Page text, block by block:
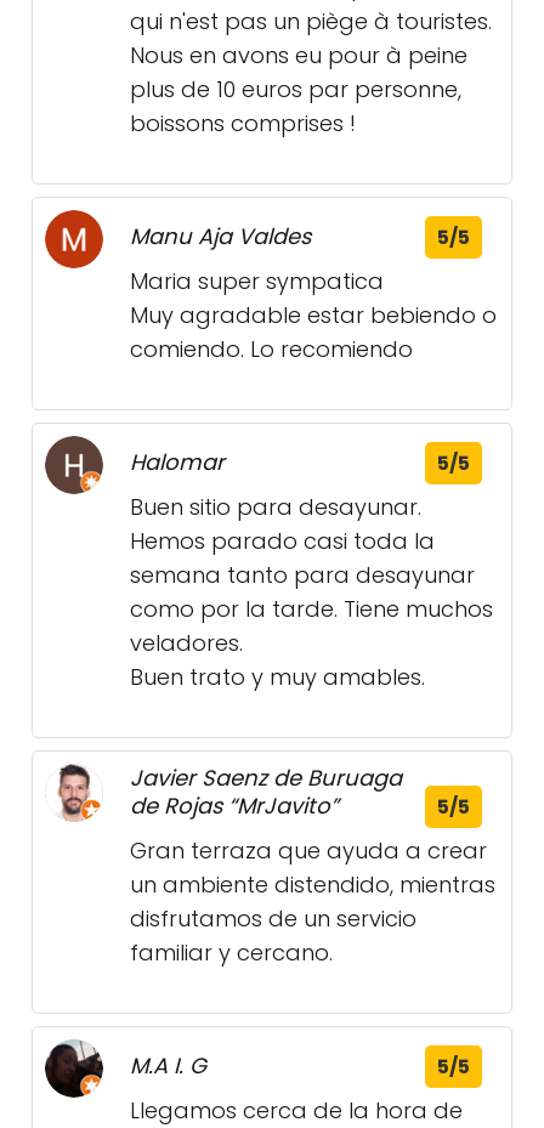
qui n'est pas un piège à touristes.
Nous en avons eu pour à peine
plus de 10 euros par personne,
boissons comprises !
Manu Aja Valdes 5/5
Maria super sympatica
Muy agradable estar bebiendo o
comiendo. Lo recomiendo
Halomar 5/5
Buen sitio para desayunar.
Hemos parado casi toda la
semana tanto para desayunar
como por la tarde. Tiene muchos
veladores.
Buen trato y muy amables.
Javier Saenz de Buruaga
de Rojas “MrJavito”
5/5
Gran terraza que ayuda a crear
un ambiente distendido, mientras
disfrutamos de un servicio
familiar y cercano.
M.A I. G 5/5
Llegamos cerca de la hora de